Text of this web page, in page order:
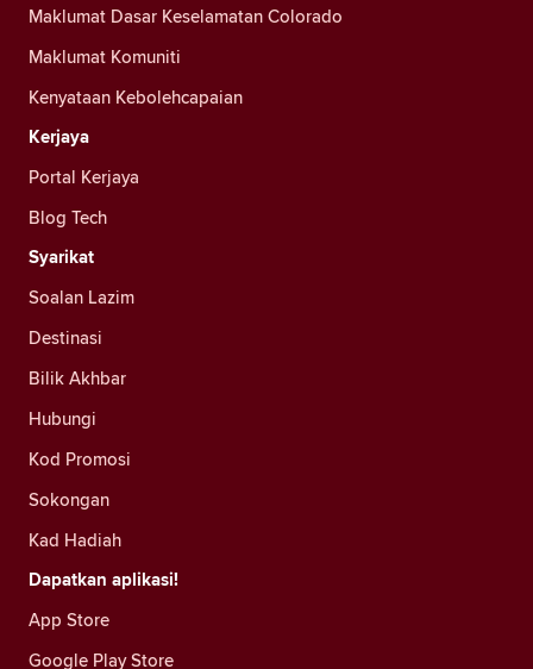
Maklumat Dasar Keselamatan Colorado
Maklumat Komuniti
Kenyataan Kebolehcapaian
Kerjaya
Portal Kerjaya
Blog Tech
Syarikat
Soalan Lazim
Destinasi
Bilik Akhbar
Hubungi
Kod Promosi
Sokongan
Kad Hadiah
Dapatkan aplikasi!
App Store
Google Play Store